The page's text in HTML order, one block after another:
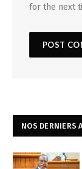
for the next
NOS DERNIERS